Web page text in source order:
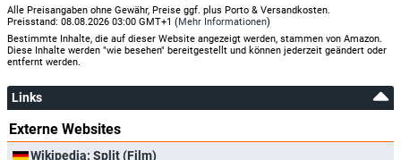
Alle Preisangaben ohne Gewähr, Preise ggf. plus Porto & Versandkosten.
Preisstand: 08.08.2026 03:00 GMT+1 (Mehr Informationen)
Bestimmte Inhalte, die auf dieser Website angezeigt werden, stammen von Amazon.
Diese Inhalte werden "wie besehen" bereitgestellt und können jederzeit geändert oder
entfernt werden.
Links
Externe Websites
Wikipedia: Split (Film)